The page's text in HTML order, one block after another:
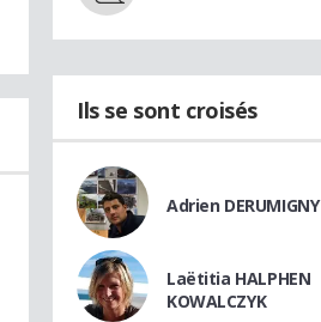
Ils se sont croisés
Adrien DERUMIGNY
Laëtitia HALPHEN
KOWALCZYK